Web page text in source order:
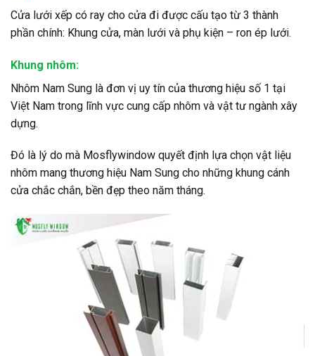
Cửa lưới xếp có ray cho cửa đi được cấu tạo từ 3 thành
phần chính: Khung cửa, màn lưới và phụ kiện – ron ép lưới.
Khung nhôm:
Nhôm Nam Sung là đơn vị uy tín của thương hiệu số 1 tại
Việt Nam trong lĩnh vực cung cấp nhôm và vật tư ngành xây
dựng.
Đó là lý do mà Mosflywindow quyết định lựa chọn vật liệu
nhôm mang thương hiệu Nam Sung cho những khung cánh
cửa chắc chắn, bền đẹp theo năm tháng.